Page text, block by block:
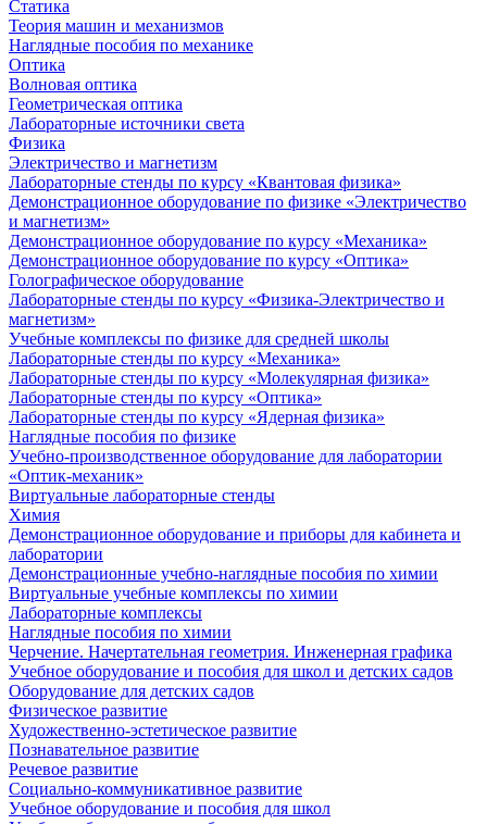
Статика
Теория машин и механизмов
Наглядные пособия по механике
Оптика
Волновая оптика
Геометрическая оптика
Лабораторные источники света
Физика
Электричество и магнетизм
Лабораторные стенды по курсу «Квантовая физика»
Демонстрационное оборудование по физике «Электричество
и магнетизм»
Демонстрационное оборудование по курсу «Механика»
Демонстрационное оборудование по курсу «Оптика»
Голографическое оборудование
Лабораторные стенды по курсу «Физика-Электричество и
магнетизм»
Учебные комплексы по физике для средней школы
Лабораторные стенды по курсу «Механика»
Лабораторные стенды по курсу «Молекулярная физика»
Лабораторные стенды по курсу «Оптика»
Лабораторные стенды по курсу «Ядерная физика»
Наглядные пособия по физике
Учебно-производственное оборудование для лаборатории
«Оптик-механик»
Виртуальные лабораторные стенды
Химия
Демонстрационное оборудование и приборы для кабинета и
лаборатории
Демонстрационные учебно-наглядные пособия по химии
Виртуальные учебные комплексы по химии
Лабораторные комплексы
Наглядные пособия по химии
Черчение. Начертательная геометрия. Инженерная графика
Учебное оборудование и пособия для школ и детских садов
Оборудование для детских садов
Физическое развитие
Художественно-эстетическое развитие
Познавательное развитие
Речевое развитие
Социально-коммуникативное развитие
Учебное оборудование и пособия для школ